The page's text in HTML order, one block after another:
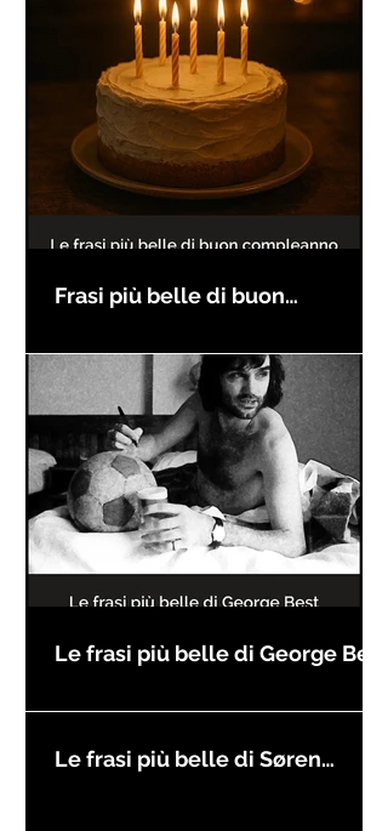
Frasi più belle di buon
Le frasi più belle di George Best
Le frasi più belle di Søren